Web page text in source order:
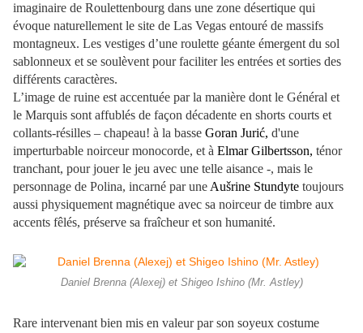
imaginaire de Roulettenbourg dans une zone désertique qui
évoque naturellement le site de Las Vegas entouré de massifs
montagneux. Les vestiges d’une roulette géante émergent du sol
sablonneux et se soulèvent pour faciliter les entrées et sorties des
différents caractères.
L’image de ruine est accentuée par la manière dont le Général et
le Marquis sont affublés de façon décadente en shorts courts et
collants-résilles – chapeau! à la basse Goran Jurić, d'une
imperturbable noirceur monocorde, et à Elmar Gilbertsson, ténor
tranchant, pour jouer le jeu avec une telle aisance -, mais le
personnage de Polina, incarné par une Aušrine Stundyte toujours
aussi physiquement magnétique avec sa noirceur de timbre aux
accents fêlés, préserve sa fraîcheur et son humanité.
Daniel Brenna (Alexej) et Shigeo Ishino (Mr. Astley)
Rare intervenant bien mis en valeur par son soyeux costume